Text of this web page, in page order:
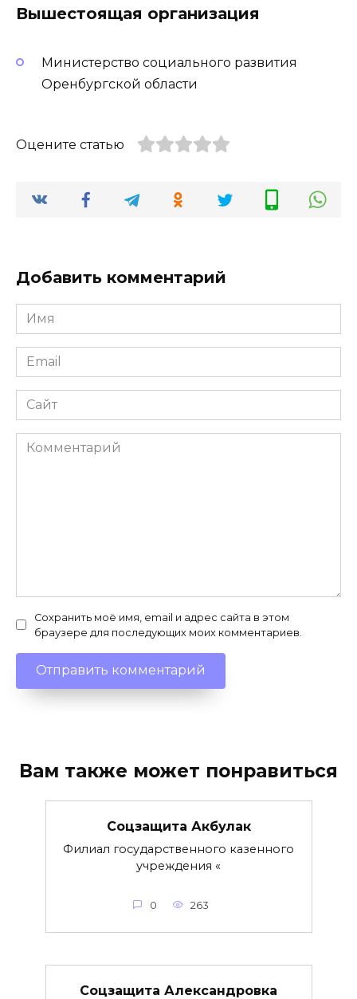
Вышестоящая организация
Министерство социального развития
Оренбургской области
Оцените статью
Добавить комментарий
Имя
*
Email
*
Сайт
Комментарий
Сохранить моё имя, email и адрес сайта в этом
браузере для последующих моих комментариев.
Вам также может понравиться
Соцзащита Акбулак
Филиал государственного казенного
учреждения «
0 263
Соцзащита Александровка